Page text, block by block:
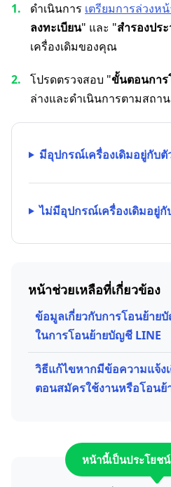
ดำเนินการ เตรียมการล่วงห
ลงทะเบียน" และ "สำรองปร
เครื่องเดิมของคุณ
โปรดตรวจสอบ "ขั้นตอนการ
ล่างและดำเนินการตามสถ
มีอุปกรณ์เครื่องเดิมอยู่กับตั
ไม่มีอุปกรณ์เครื่องเดิมอยู่กั
หน้าช่วยเหลือที่เกี่ยวข้อง
ข้อมูลเกี่ยวกับการโอนย้า
ในการโอนย้ายบัญชี LINE
วิธีแก้ไขหากมีข้อความแจ้ง
ตอนสมัครใช้งานหรือโอน
หน้านี้เป็นประโยช